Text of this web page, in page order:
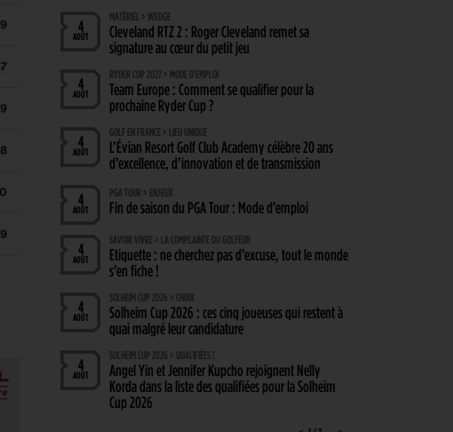
4
AOÛT
MATÉRIEL > WEDGE
Cleveland RTZ 2 : Roger Cleveland remet sa
signature au cœur du petit jeu
4
AOÛT
RYDER CUP 2027 > MODE D'EMPLOI
Team Europe : Comment se qualifier pour la
prochaine Ryder Cup ?
4
AOÛT
GOLF EN FRANCE > LIEU UNIQUE
L’Évian Resort Golf Club Academy célèbre 20 ans
d’excellence, d’innovation et de transmission
4
AOÛT
PGA TOUR > ENJEUX
Fin de saison du PGA Tour : Mode d’emploi
4
AOÛT
SAVOIR VIVRE > LA COMPLAINTE DU GOLFEUR
Etiquette : ne cherchez pas d’excuse, tout le monde
s’en fiche !
4
AOÛT
SOLHEIM CUP 2026 > CHOIX
Solheim Cup 2026 : ces cinq joueuses qui restent à
quai malgré leur candidature
4
AOÛT
SOLHEIM CUP 2026 > QUALIFIÉES !
Angel Yin et Jennifer Kupcho rejoignent Nelly
Korda dans la liste des qualifiées pour la Solheim
Cup 2026